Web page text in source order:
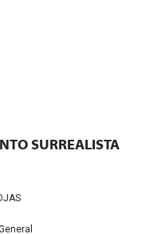
SURREALISTA